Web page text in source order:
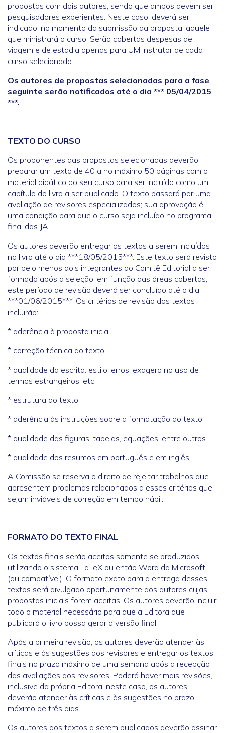
propostas com dois autores, sendo que ambos devem ser
pesquisadores experientes. Neste caso, deverá ser
indicado, no momento da submissão da proposta, aquele
que ministrará o curso. Serão cobertas despesas de
viagem e de estadia apenas para UM instrutor de cada
curso selecionado.
Os autores de propostas selecionadas para a fase
seguinte serão notificados até o dia *** 05/04/2015
***.
TEXTO DO CURSO
Os proponentes das propostas selecionadas deverão
preparar um texto de 40 a no máximo 50 páginas com o
material didático do seu curso para ser incluído como um
capítulo do livro a ser publicado. O texto passará por uma
avaliação de revisores especializados; sua aprovação é
uma condição para que o curso seja incluído no programa
final das JAI.
Os autores deverão entregar os textos a serem incluídos
no livro até o dia ***18/05/2015***. Este texto será revisto
por pelo menos dois integrantes do Comitê Editorial a ser
formado após a seleção, em função das áreas cobertas;
este período de revisão deverá ser concluído até o dia
***01/06/2015***. Os critérios de revisão dos textos
incluirão:
* aderência à proposta inicial
* correção técnica do texto
* qualidade da escrita: estilo, erros, exagero no uso de
termos estrangeiros, etc.
* estrutura do texto
* aderência às instruções sobre a formatação do texto
* qualidade das figuras, tabelas, equações, entre outros
* qualidade dos resumos em português e em inglês
A Comissão se reserva o direito de rejeitar trabalhos que
apresentem problemas relacionados a esses critérios que
sejam inviáveis de correção em tempo hábil.
FORMATO DO TEXTO FINAL
Os textos finais serão aceitos somente se produzidos
utilizando o sistema LaTeX ou então Word da Microsoft
(ou compatível). O formato exato para a entrega desses
textos será divulgado oportunamente aos autores cujas
propostas iniciais forem aceitas. Os autores deverão incluir
todo o material necessário para que a Editora que
publicará o livro possa gerar a versão final.
Após a primeira revisão, os autores deverão atender às
críticas e às sugestões dos revisores e entregar os textos
finais no prazo máximo de uma semana após a recepção
das avaliações dos revisores. Poderá haver mais revisões,
inclusive da própria Editora; neste caso, os autores
deverão atender às críticas e às sugestões no prazo
máximo de três dias.
Os autores dos textos a serem publicados deverão assinar